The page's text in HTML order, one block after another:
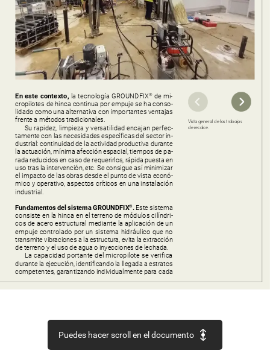
En este contexto, la tecnología GROUNDFIX® de mi-
cropilotes dehinca continua porempujeseha conso-
lidado comouna alternativa con importantes ventajas
frentea métodos tradicionales.
Su rapidez, limpieza y versatilidad encajan perfec-
tamentecon las necesidades específicasdel sectorin-
dustrial: continuidadde la actividadproductiva durante
la actuación,mínima afecciónespacial,tiempos depa-
rada reducidos en casoderequerirlos, rápida puesta en
uso tras la intervención, etc. Seconsigueasíminimizar
el impacto de las obras desdeel puntodevista econó-
mico y operativo, aspectos críticos en una instalación
industrial.
FundamentosdelsistemaGROUNDFIX®. Estesistema
consiste en la hinca en el terreno de módulos cilíndri-
cos de acero estructural mediante la aplicación deun
empuje controlado por un sistema hidráulico que no
transmitevibraciones a la estructura, evita la extracción
deterreno y el usodeagua o inyecciones de lechada.
La capacidad portante del micropilote se verifica
durante la ejecución, identificando la llegada a estratos
competentes, garantizando individualmentepara cada
Vista general de los trabajos
de recalce.
Puedes hacer scroll en el documento